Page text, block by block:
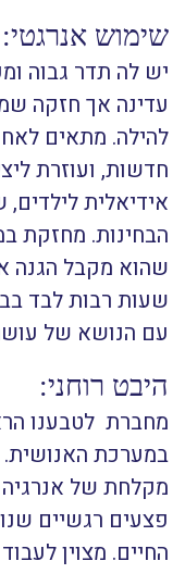
שימוש אנרגטי:
יש לה תדר גבוה
עדינה אך חזקה
להילה. מתאים
חדשות, ועוזרת
אידיאלית
הבחינות. מחזקת
שהוא מקבל הגנה
שעות רבות לבד
עם הנושא של
היבט רוחני:
מחברת לטבענו
במערכת האנושית.
מקלחת של
פצעים רגשיים
החיים. מצוין